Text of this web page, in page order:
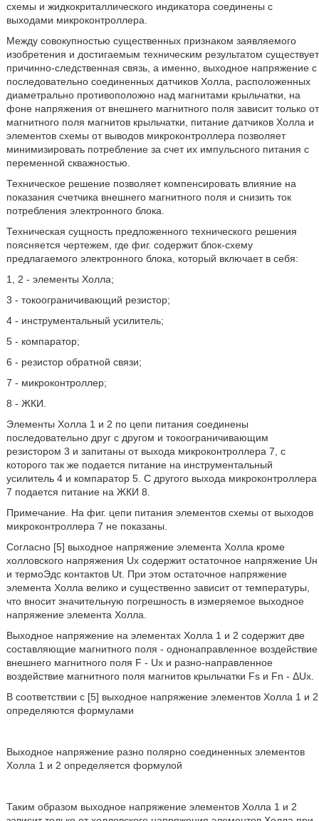
схемы и жидкокриталлического индикатора соединены с
выходами микроконтроллера.
Между совокупностью существенных признаком заявляемого
изобретения и достигаемым техническим результатом существует
причинно-следственная связь, а именно, выходное напряжение с
последовательно соединенных датчиков Холла, расположенных
диаметрально противоположно над магнитами крыльчатки, на
фоне напряжения от внешнего магнитного поля зависит только от
магнитного поля магнитов крыльчатки, питание датчиков Холла и
элементов схемы от выводов микроконтроллера позволяет
минимизировать потребление за счет их импульсного питания с
переменной скважностью.
Техническое решение позволяет компенсировать влияние на
показания счетчика внешнего магнитного поля и снизить ток
потребления электронного блока.
Техническая сущность предложенного технического решения
поясняется чертежем, где фиг. содержит блок-схему
предлагаемого электронного блока, который включает в себя:
1, 2 - элементы Холла;
3 - токоограничивающий резистор;
4 - инструментальный усилитель;
5 - компаратор;
6 - резистор обратной связи;
7 - микроконтроллер;
8 - ЖКИ.
Элементы Холла 1 и 2 по цепи питания соединены
последовательно друг с другом и токоограничивающим
резистором 3 и запитаны от выхода микроконтроллера 7, с
которого так же подается питание на инструментальный
усилитель 4 и компаратор 5. С другого выхода микроконтроллера
7 подается питание на ЖКИ 8.
Примечание. На фиг. цепи питания элементов схемы от выходов
микроконтроллера 7 не показаны.
Согласно [5] выходное напряжение элемента Холла кроме
холловского напряжения Ux содержит остаточное напряжение Uн
и термоЭдс контактов Ut. При этом остаточное напряжение
элемента Холла велико и существенно зависит от температуры,
что вносит значительную погрешность в измеряемое выходное
напряжение элемента Холла.
Выходное напряжение на элементах Холла 1 и 2 содержит две
составляющие магнитного поля - однонаправленное воздействие
внешнего магнитного поля F - Ux и разно-направленное
воздействие магнитного поля магнитов крыльчатки Fs и Fn - ΔUx.
В соответствии с [5] выходное напряжение элементов Холла 1 и 2
определяются формулами
Выходное напряжение разно полярно соединенных элементов
Холла 1 и 2 определяется формулой
Таким образом выходное напряжение элементов Холла 1 и 2